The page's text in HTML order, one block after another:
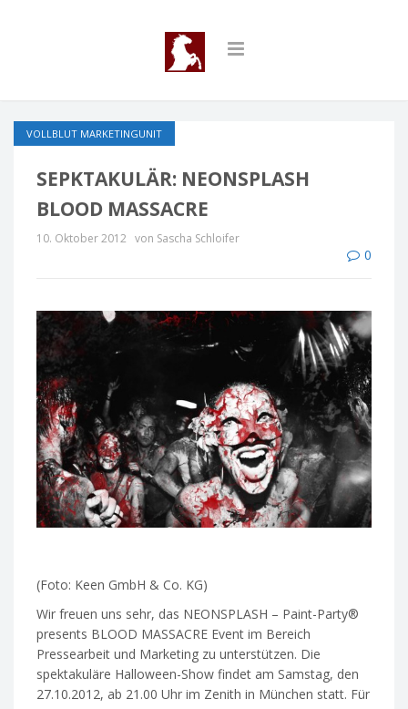
VOLLBLUT MARKETINGUNIT
SEPKTAKULÄR: NEONSPLASH
BLOOD MASSACRE
10. Oktober 2012 von Sascha Schloifer
0
(Foto: Keen GmbH & Co. KG)
Wir freuen uns sehr, das NEONSPLASH – Paint-Party®
presents BLOOD MASSACRE Event im Bereich
Pressearbeit und Marketing zu unterstützen. Die
spektakuläre Halloween-Show findet am Samstag, den
27.10.2012, ab 21.00 Uhr im Zenith in München statt. Für